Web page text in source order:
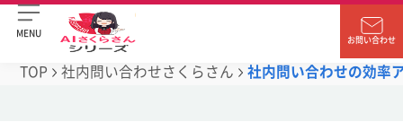
MENU
お問い合わせ
TOP 社内問い合わせさくらさん 社内問い合わせの効率